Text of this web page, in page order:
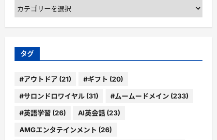
カ
テ
ゴ
ー
タグ
#アウトドア (21) #ギフト (20)
#サロンドロワイヤル (31) #ムームードメイン (233)
#英語学習 (26) AI英会話 (23)
AMGエンタテインメント (26)